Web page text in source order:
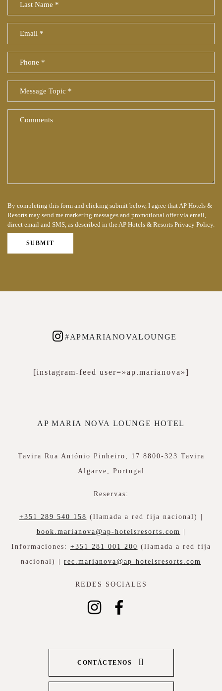
By completing this form and clicking submit below, I agree that AP Hotels &
Resorts may send me marketing messages and promotional offer via email,
direct email and SMS, as described in the AP Hotels & Resorts Privacy Policy.
#APMARIANOVALOUNGE
[instagram-feed user=»ap.marianova»]
AP MARIA NOVA LOUNGE HOTEL
Tavira Rua António Pinheiro, 17 8800-323 Tavira
Algarve, Portugal
Reservas:
+351 289 540 158 (llamada a red fija nacional) |
book.marianova@ap-hotelsresorts.com
|
Informaciones: +351 281 001 200 (llamada a red fija
nacional) | rec.marianova@ap-hotelsresorts.com
REDES SOCIALES
CONTÁCTENOS